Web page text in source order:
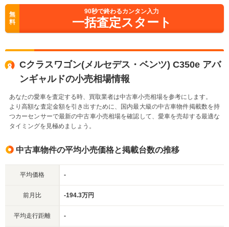
無
料
90秒で終わるカンタン入力
一括査定スタート
Cクラスワゴン(メルセデス・ベンツ) C350e アバ
ンギャルドの小売相場情報
あなたの愛車を査定する時、買取業者は中古車小売相場を参考にします。
より高額な査定金額を引き出すために、国内最大級の中古車物件掲載数を持
つカーセンサーで最新の中古車小売相場を確認して、愛車を売却する最適な
タイミングを見極めましょう。
中古車物件の平均小売価格と掲載台数の推移
平均価格 -
前月比 -194.3万円
平均走行距離 -